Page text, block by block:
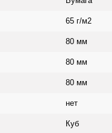
65 г/м2
80 мм
80 мм
80 мм
нет
Куб